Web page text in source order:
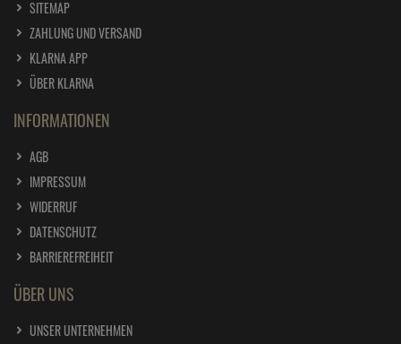
SITEMAP
ZAHLUNG UND VERSAND
KLARNA APP
ÜBER KLARNA
INFORMATIONEN
AGB
IMPRESSUM
WIDERRUF
DATENSCHUTZ
BARRIEREFREIHEIT
ÜBER UNS
UNSER UNTERNEHMEN